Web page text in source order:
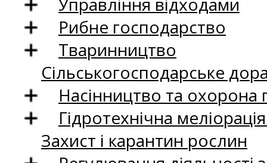
Рибне господарство
Тваринництво
Сільськогосподарське
Насінництво та
Гідротехнічна
Захист і карантин рослин